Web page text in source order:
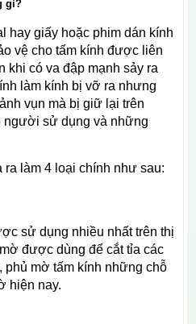
gì?
hay giấy hoặc phim dán kính
vệ cho tấm kính được liên
khi có va đập mạnh sảy ra
làm kính bị vỡ ra nhưng
vụn mà bị giữ lại trên
người sử dụng và những
làm 4 loại chính như sau:
sử dụng nhiều nhất trên thị
được dùng để cắt tỉa các
phủ mờ tấm kính những chỗ
hiện nay.